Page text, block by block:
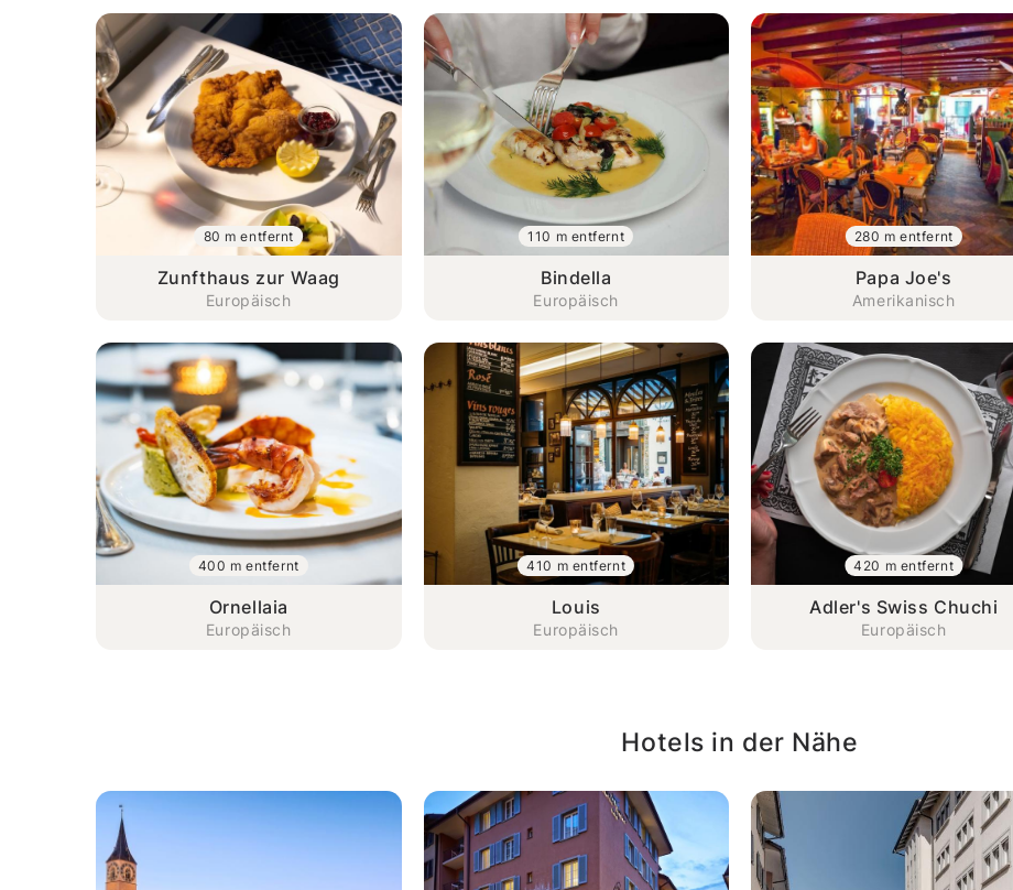
Zunfthaus zur Waag
Europäisch
80 m entfernt
Bindella
Europäisch
110 m entfernt
Papa Joe's
Amerikanisch
280 m entfernt
Ornellaia
Europäisch
400 m entfernt
Louis
Europäisch
410 m entfernt
Adler's Swiss Chuchi
Europäisch
420 m entfernt
Hotels in der Nähe